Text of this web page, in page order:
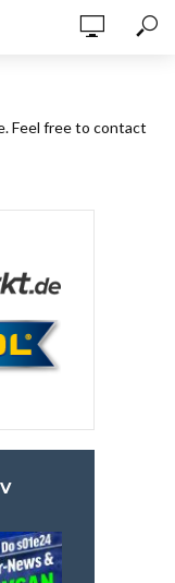
Feel free to contact